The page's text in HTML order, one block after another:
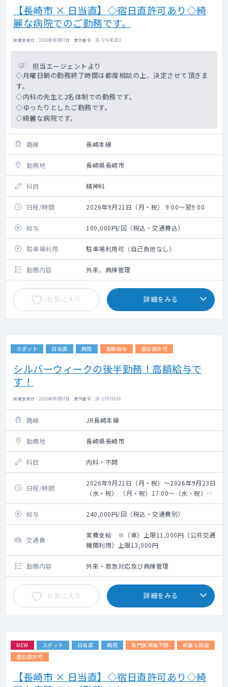
【長崎市 × 日当直】◇宿日直許可あり◇綺
麗な病院でのご勤務です。
掲載更新日 : 2026年08月07日 案件番号 : 26-SF640283
担当エージェントより
◇月曜日朝の勤務終了時間は都度相談の上、決定させて頂きま
す。
◇内科の先生と2名体制での勤務です。
◇ゆったりとしたご勤務です。
◇綺麗な病院です。
路線 長崎本線
勤務地 長崎県長崎市
科目 精神科
日程/時間 2026年9月21日（月・祝） 9:00～翌9:00
給与 100,000円/回（税込・交通費込）
駐車場利用 駐車場利用可（自己負担なし）
勤務内容 外来、病棟管理
お気に入り 詳細をみる
スポット 日当直 病院 高額給与 宿日直許可
シルバーウィークの後半勤務！高額給与で
す！
掲載更新日 : 2026年08月07日 案件番号 : 26-SF651636
路線 JR長崎本線
勤務地 長崎県長崎市
科目 内科・不問
日程/時間
2026年9月21日（月・祝）～2026年9月23日
（水・祝） （月・祝）17:00～（水・祝）
17:00
給与
240,000円/回（税込・交通費別）
交通費
実費支給 ※（車）上限11,000円（公共交通
機関利用）上限13,000円
勤務内容 外来・救急対応及び病棟管理
お気に入り 詳細をみる
NEW スポット 日当直 病院 専門医資格不問
綺麗な施設
宿日直許可
【長崎市 × 日当直】◇宿日直許可あり◇綺